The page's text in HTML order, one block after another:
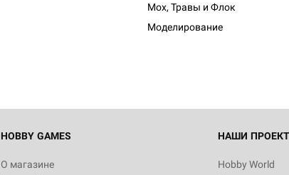
Мох, Травы и Флок
Моделирование
HOBBY GAMES
О магазине
НАШИ
Hobby World